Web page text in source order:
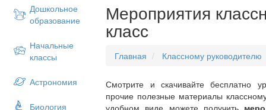
Дошкольное
образование
Начальные
классы
Астрономия
Биология
Мероприятия
класс
Главная Классному руководителю
Смотрите и скачивайте бесплатно
прочие полезные материалы
удобном виде можете получить